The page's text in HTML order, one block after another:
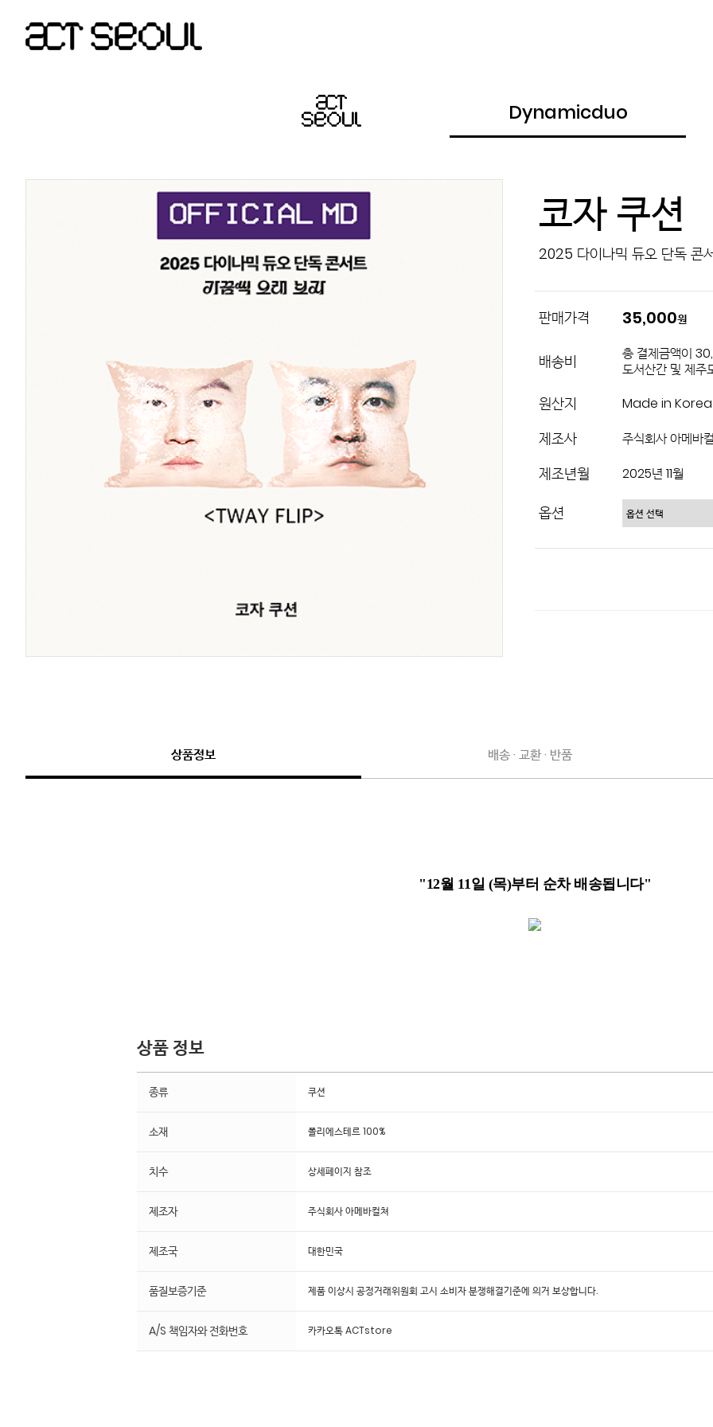
Dynamicduo
코자 쿠션
2025 다이나믹 듀오 단독 콘
판매가격 35,000원
배송비
총 결제금액이
도서산간 및 제주
원산지 Made in Korea
제조사 주식회사 아메바
제조년월 2025년 11월
옵션
상품정보 배송 · 교환 · 반품
"12월 11일 (목)부터 순차 배송됩니다"
상품 정보
종류 쿠션
소재 폴리에스테르 100%
치수 상세페이지 참조
제조자 주식회사 아메바컬쳐
제조국 대한민국
품질보증기준 제품 이상시 공정거래위원회 고시 소비자 분쟁해결기준에 의거 보상합니다.
A/S 책임자와 전화번호 카카오톡 ACTstore